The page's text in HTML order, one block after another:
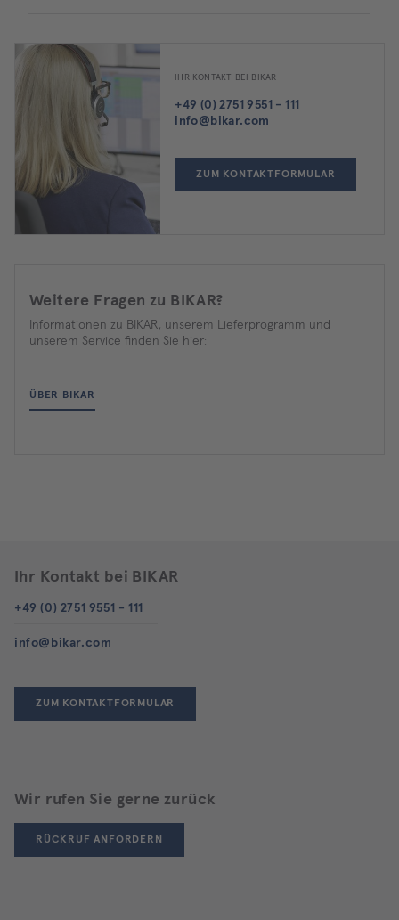
IHR KONTAKT BEI BIKAR
+49 (0) 2751 9551 - 111
info@bikar.com
ZUM KONTAKTFORMULAR
Weitere Fragen zu BIKAR?
Informationen zu BIKAR, unserem Lieferprogramm und
unserem Service finden Sie hier:
ÜBER BIKAR
Ihr Kontakt bei BIKAR
+49 (0) 2751 9551 - 111
info@bikar.com
ZUM KONTAKTFORMULAR
Wir rufen Sie gerne zurück
RÜCKRUF ANFORDERN